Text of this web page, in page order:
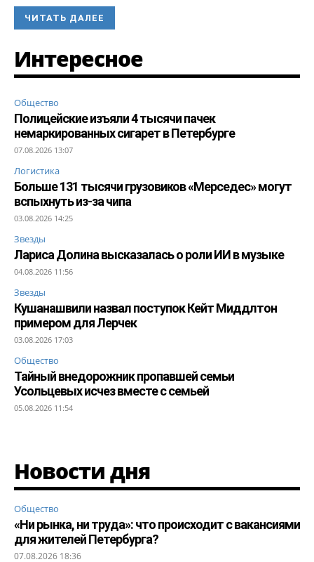
ЧИТАТЬ ДАЛЕЕ
Интересное
Общество
Полицейские изъяли 4 тысячи пачек
немаркированных сигарет в Петербурге
07.08.2026 13:07
Логистика
Больше 131 тысячи грузовиков «Мерседес» могут
вспыхнуть из-за чипа
03.08.2026 14:25
Звезды
Лариса Долина высказалась о роли ИИ в музыке
04.08.2026 11:56
Звезды
Кушанашвили назвал поступок Кейт Миддлтон
примером для Лерчек
03.08.2026 17:03
Общество
Тайный внедорожник пропавшей семьи
Усольцевых исчез вместе с семьей
05.08.2026 11:54
Новости дня
Общество
«Ни рынка, ни труда»: что происходит с вакансиями
для жителей Петербурга?
07.08.2026 18:36